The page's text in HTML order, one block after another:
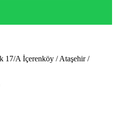
17/A İçerenköy / Ataşehir /